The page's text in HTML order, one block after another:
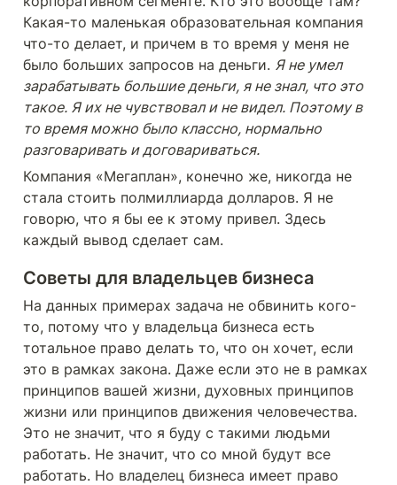
Какая-то маленькая образовательная компания
что-то делает, и причем в то время у меня не
было больших запросов на деньги. Я не умел
зарабатывать большие деньги, я не знал, что это
такое. Я их не чувствовал и не видел. Поэтому в
то время можно было классно, нормально
разговаривать и договариваться.
Компания «Мегаплан», конечно же, никогда не
стала стоить полмиллиарда долларов. Я не
говорю, что я бы ее к этому привел. Здесь
каждый вывод сделает сам.
Советы для владельцев бизнеса
На данных примерах задача не обвинить кого-
то, потому что у владельца бизнеса есть
тотальное право делать то, что он хочет, если
это в рамках закона. Даже если это не в рамках
принципов вашей жизни, духовных принципов
жизни или принципов движения человечества.
Это не значит, что я буду с такими людьми
работать. Не значит, что со мной будут все
работать. Но владелец бизнеса имеет право